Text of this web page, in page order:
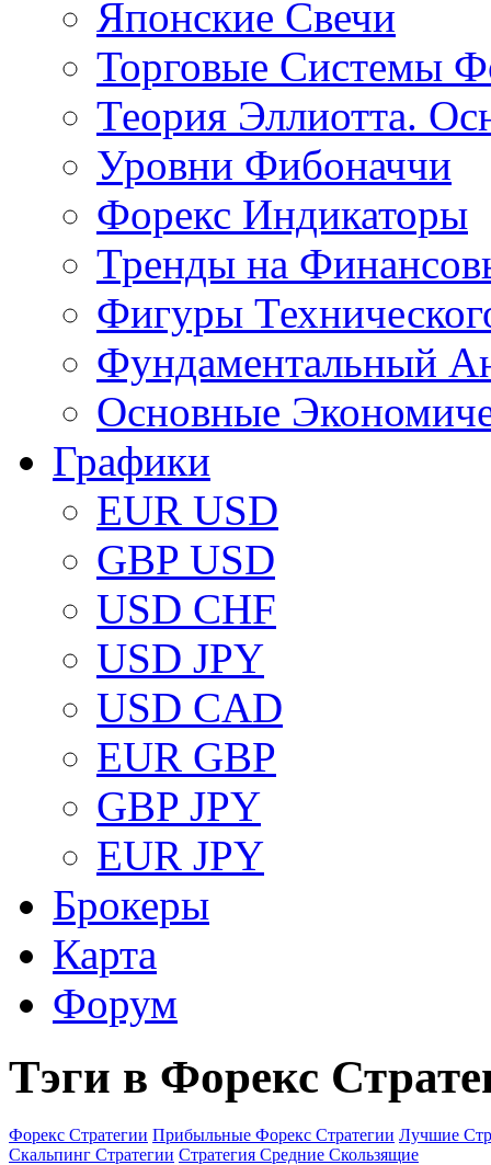
Японские Свечи
Торговые Системы
Теория Эллиотта.
Уровни Фибоначчи
Форекс Индикаторы
Тренды на
Фигуры
Фундаментальный
Основные
Графики
EUR USD
GBP USD
USD CHF
USD JPY
USD CAD
EUR GBP
GBP JPY
EUR JPY
Брокеры
Карта
Форум
Тэги в Форекс
Форекс Стратегии Прибыльные Форекс Стратегии Лучшие
Скальпинг Стратегии Стратегия Средние Скользящие